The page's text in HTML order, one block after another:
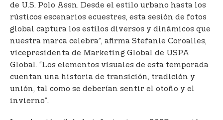
de U.S. Polo Assn. Desde el estilo urbano hasta los
rústicos escenarios ecuestres, esta sesión de fotos
global captura los estilos diversos y dinámicos que
nuestra marca celebra”, afirma Stefanie Coroalles,
vicepresidenta de Marketing Global de USPA
Global. “Los elementos visuales de esta temporada
cuentan una historia de transición, tradición y
unión, tal como se deberían sentir el otoño y el
invierno”.